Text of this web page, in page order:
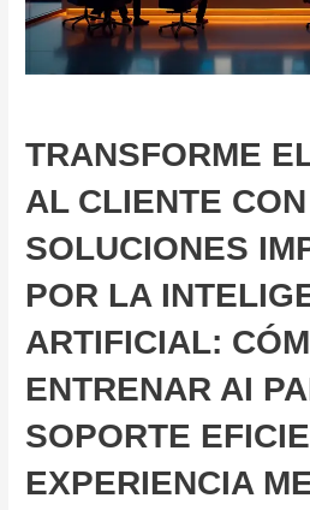
TRANSFORME
AL CLIENTE CON
SOLUCIONES
POR LA
ARTIFICIAL:
ENTRENAR AI
SOPORTE
EXPERIENCIA